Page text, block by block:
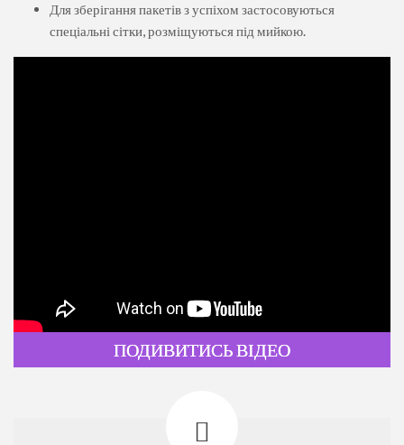
Для зберігання пакетів з успіхом застосовуються
спеціальні сітки, розміщуються під мийкою.
ПОДИВИТИСЬ ВІДЕО